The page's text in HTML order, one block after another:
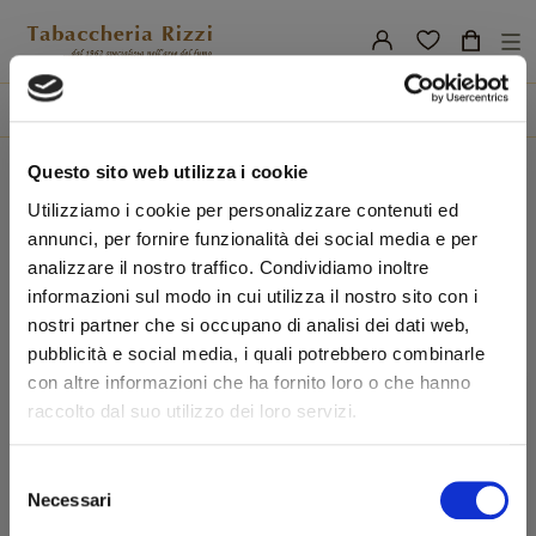
Questo sito web utilizza i cookie
Utilizziamo i cookie per personalizzare contenuti ed
annunci, per fornire funzionalità dei social media e per
analizzare il nostro traffico. Condividiamo inoltre
informazioni sul modo in cui utilizza il nostro sito con i
nostri partner che si occupano di analisi dei dati web,
pubblicità e social media, i quali potrebbero combinarle
con altre informazioni che ha fornito loro o che hanno
raccolto dal suo utilizzo dei loro servizi.
delNecessari
☰
Home Marchi Leo Bogart
Leo Bogart
Non ci sono ancora prodotti disponibili
Resta in contatto! Altri prodotti verranno mostrati qui
non appena saranno stati aggiunti.